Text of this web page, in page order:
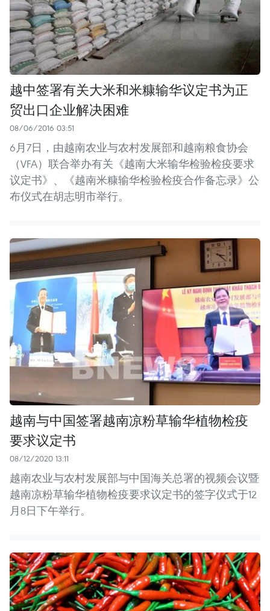
越中签署有关大米和米糠输华议定书为正
贸出口企业解决困难
08/06/2016 03:51
6月7日，由越南农业与农村发展部和越南粮食协会
（VFA）联合举办有关《越南大米输华检验检疫要求
议定书》、《越南米糠输华检验检疫合作备忘录》公
布仪式在胡志明市举行。
越南与中国签署越南凉粉草输华植物检疫
要求议定书
08/12/2020 13:11
越南农业与农村发展部与中国海关总署的视频会议暨
越南凉粉草输华植物检疫要求议定书的签字仪式于12
月8日下午举行。